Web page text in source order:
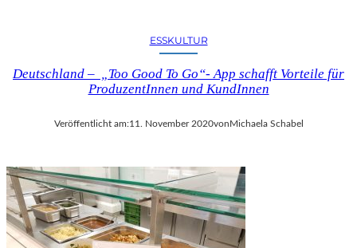
ESSKULTUR
Deutschland – „Too Good To Go“- App schafft Vorteile für
ProduzentInnen und KundInnen
Veröffentlicht am:11. November 2020vonMichaela Schabel